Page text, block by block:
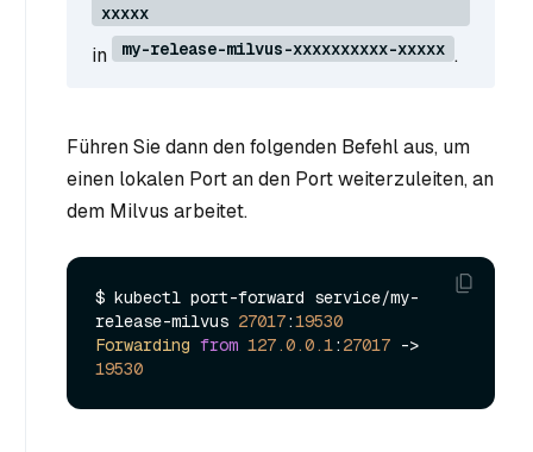
xxxxx
in my-release-milvus-xxxxxxxxxx-xxxxx .
Führen Sie dann den folgenden Befehl aus, um
einen lokalen Port an den Port weiterzuleiten, an
dem Milvus arbeitet.
$ kubectl port-forward service/my-
release-milvus 27017:19530
Forwarding from 127.0.0.1: 27017
19530